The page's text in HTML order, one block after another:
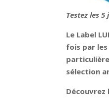
Testez les
Le Label
fois par
sélection
Découvrez